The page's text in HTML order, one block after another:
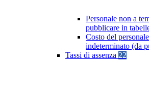
Personale non a
pubblicare in
Costo del
indeterminato (da
Tassi di assenza 22